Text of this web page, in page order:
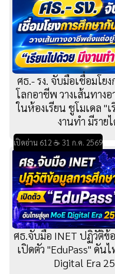
ศธ.- รง. จับมือเชื่อมโย
โลกอาชีพ วางเส้นทาง
ในห้องเรียน ชูโมเดล "
งานทำ มีราย
เปิดอ่าน 612 ☕ 31 ก.ค. 2569
ศธ.จับมือ INET ปฏิวัติข้
เปิดตัว "EduPass" ดัน
Digital Era